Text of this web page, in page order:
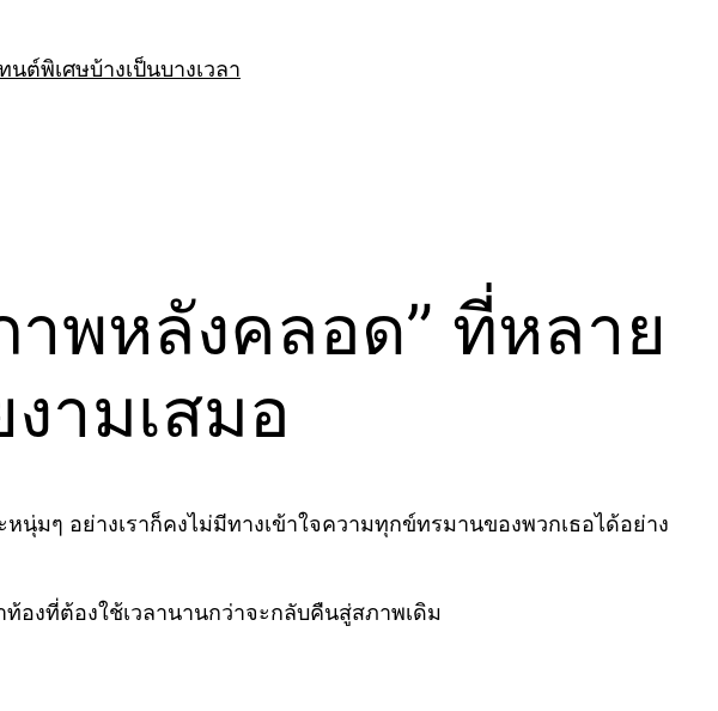
ต์พิเศษบ้างเป็นบางเวลา
พหลังคลอด” ที่หลาย
ามเสมอ
มๆ อย่างเราก็คงไม่มีทางเข้าใจความทุกข์ทรมานของพวกเธอได้อย่าง
งที่ต้องใช้เวลานานกว่าจะกลับคืนสู่สภาพเดิม